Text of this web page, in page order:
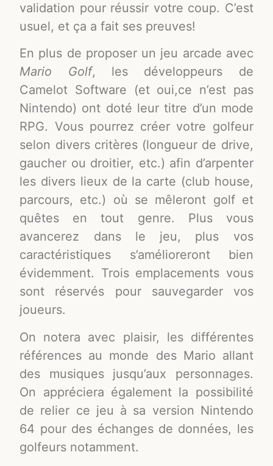
validation pour réussir votre coup. C’est
usuel, et ça a fait ses preuves!
En plus de proposer un jeu arcade avec
Mario Golf, les développeurs de
Camelot Software (et oui,ce n’est pas
Nintendo) ont doté leur titre d’un mode
RPG. Vous pourrez créer votre golfeur
selon divers critères (longueur de drive,
gaucher ou droitier, etc.) afin d’arpenter
les divers lieux de la carte (club house,
parcours, etc.) où se mêleront golf et
quêtes en tout genre. Plus vous
avancerez dans le jeu, plus vos
caractéristiques s’amélioreront bien
évidemment. Trois emplacements vous
sont réservés pour sauvegarder vos
joueurs.
On notera avec plaisir, les différentes
références au monde des Mario allant
des musiques jusqu’aux personnages.
On appréciera également la possibilité
de relier ce jeu à sa version Nintendo
64 pour des échanges de données, les
golfeurs notamment.